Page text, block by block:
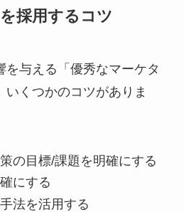
採用するコツ
を与える「優秀なマーケタ
いくつかのコツがありま
の目標/課題を明確にする
にする
法を活用する